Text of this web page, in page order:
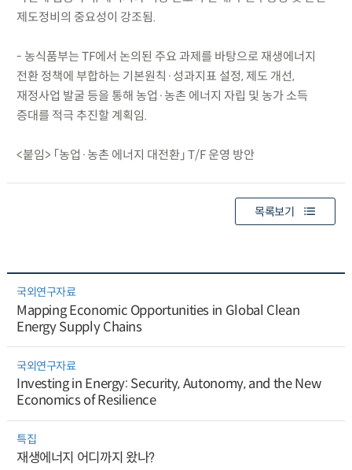
제도정비의 중요성이 강조됨.
- 농식품부는 TF에서 논의된 주요 과제를 바탕으로 재생에너지
전환 정책에 부합하는 기본원칙·성과지표 설정, 제도 개선,
재정사업 발굴 등을 통해 농업·농촌 에너지 자립 및 농가 소득
증대를 적극 추진할 계획임.
<붙임> 「농업·농촌 에너지 대전환」 T/F 운영 방안
목록보기
국외연구자료
Mapping Economic Opportunities in Global Clean
Energy Supply Chains
국외연구자료
Investing in Energy: Security, Autonomy, and the New
Economics of Resilience
특집
재생에너지 어디까지 왔나?